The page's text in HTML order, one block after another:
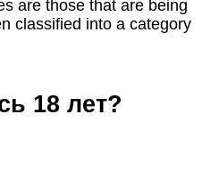
are those that are being
classified into a category
18 лет?